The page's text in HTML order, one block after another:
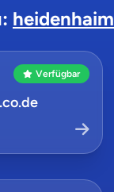
heidenhaim
Verfügbar